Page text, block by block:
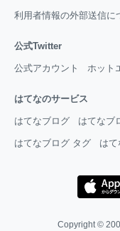
利用者情報の外部送信に
公式Twitter
公式アカウント ホット
はてなのサービス
はてなブログ はてなブ
はてなブログ タグ は
Copyright ©